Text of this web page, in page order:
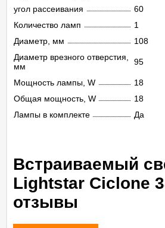
угол рассеивания
60
Количество ламп
1
Диаметр, мм
108
Диаметр врезного отверстия,
мм
95
Мощность лампы, W
18
Общая мощность, W
18
Лампы в комплекте
Да
Встраиваемый
Lightstar Ciclone
отзывы